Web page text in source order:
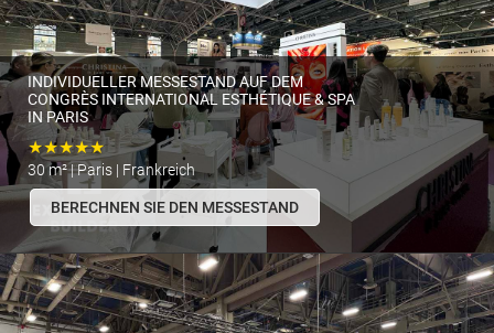
INDIVIDUELLER MESSESTAND AUF DEM
CONGRÈS INTERNATIONAL ESTHÉTIQUE & SPA
IN PARIS
★★★★★
30 m² | Paris | Frankreich
BERECHNEN SIE DEN MESSESTAND